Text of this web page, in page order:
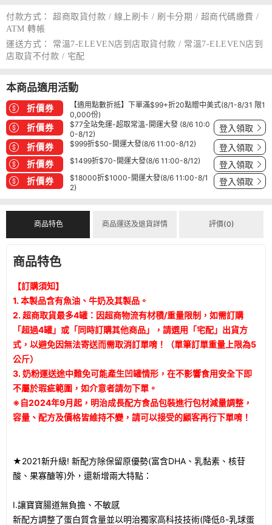
付款方式：
超商取貨付款 / 線上刷卡 / 刷卡分期 / 超商代碼繳費 /
ATM 轉帳
運送方式：
常溫7-ELEVEN店到店取貨付款 / 常溫7-ELEVEN店到
店取貨不付款 / 宅配
本商品適用活動
折價券
【適用點數折抵】下單滿$99+折20點贈中美式(8/1-8/31 限1
0,000份)
折價券
$77全站免運-超取常溫-開運大發 (8/6 10:0
0-8/12)
登入領取
折價券 $999折$50-開運大發(8/6 11:00-8/12) 登入領取
折價券 $1499折$70-開運大發(8/6 11:00-8/12) 登入領取
折價券
$18000折$1000-開運大發(8/6 11:00-8/1
2)
登入領取
商品特色 商品運送及退貨詳情 評價(0)
商品特色
【訂購須知】
1. 本製品含有魚油、牛奶及其製品。
2. 超商取貨最多4罐：因超商物流有材積/重量限制，如需訂購
「超過4罐」或「同時訂購其他商品」，請選用「宅配」出貨方
式，以避免因無法寄送而需取消訂單唷！（單筆訂單重量上限為5
公斤）
3. 奶粉運送途中難免可能產生凹罐情形，在不影響食用安全下即
不屬於瑕疵範圍，如介意者請勿下單。
※自2024年9月起，明治成長配方食品包裝進行包材減量調整，
容量、配方及價格皆維持不變，請可以接受的顧客再行下單唷！
★2021新升級! 新配方除保留原優勢(富含DHA、乳黏素、核苷
酸、果寡醣等)外，還新增兩大特點：
I.讓寶寶腸道無負擔、不敏感
新配方調整了蛋白質含量並以明治獨家高科技技術(降低ß-乳球蛋